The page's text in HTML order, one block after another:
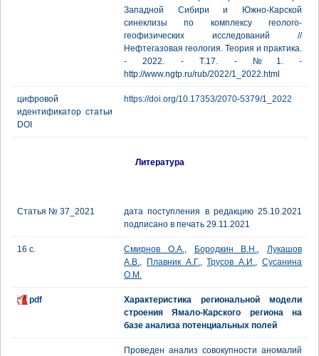
Западной Сибири и Южно-Карской
синеклизы по комплексу геолого-
геофизических исследований //
Нефтегазовая геология. Теория и практика.
- 2022. - Т.17. - №1. -
http://www.ngtp.ru/rub/2022/1_2022.html
цифровой
идентификатор статьи
DOI
https://doi.org/10.17353/2070-5379/1_2022
Литература
Статья № 37_2021
дата поступления в редакцию 25.10.2021
подписано в печать 29.11.2021
16 с. Смирнов О.А., Бородкин В.Н., Лукашов
А.В., Плавник А.Г.,Трусов А.И.,Сусанина
О.М.
pdf
Характеристика региональной модели
строения Ямало-Карского региона на
базе анализа потенциальных полей
Проведен анализ совокупности аномалий